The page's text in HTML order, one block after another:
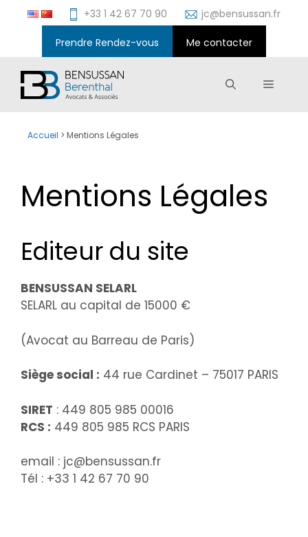
+33 1 42 67 70 90 jc@bensussan.fr
Prendre Rendez-vous Me contacter
Menu
Accueil > Mentions Légales
Mentions Légales
Editeur du site
BENSUSSAN SELARL
SELARL au capital de 15000 €
(Avocat au Barreau de Paris)
Siège social : 44 rue Cardinet – 75017 PARIS
SIRET : 449 805 985 00016
RCS : 449 805 985 RCS PARIS
email : jc@bensussan.fr
Tél : +33 1 42 67 70 90